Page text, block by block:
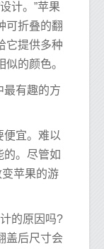
计。”苹果
可折叠的翻
它提供多种
的颜色。
最有趣的方
便宜。难以
的。尽管如
变苹果的游
的原因吗?
盖后尺寸会